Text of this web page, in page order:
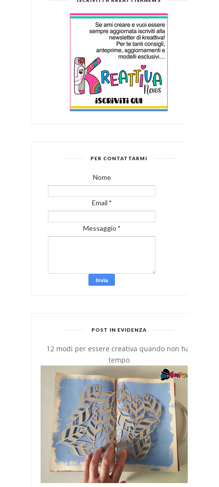
PER CONTATTARMI
Nome
Email *
Messaggio *
POST IN EVIDENZA
12 modi per essere creativa quando non hai
tempo